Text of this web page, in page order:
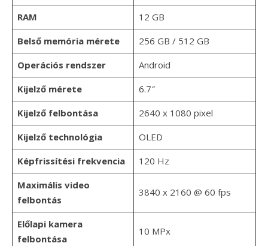
RAM
12 GB
Belső memória mérete
256 GB / 512 GB
Operációs rendszer
Android
Kijelző mérete
6.7″
Kijelző felbontása
2640 x 1080 pixel
Kijelző technológia
OLED
Képfrissítési frekvencia
120 Hz
Maximális video
felbontás
3840 x 2160 @ 60 fps
Előlapi kamera
felbontása
10 MPx